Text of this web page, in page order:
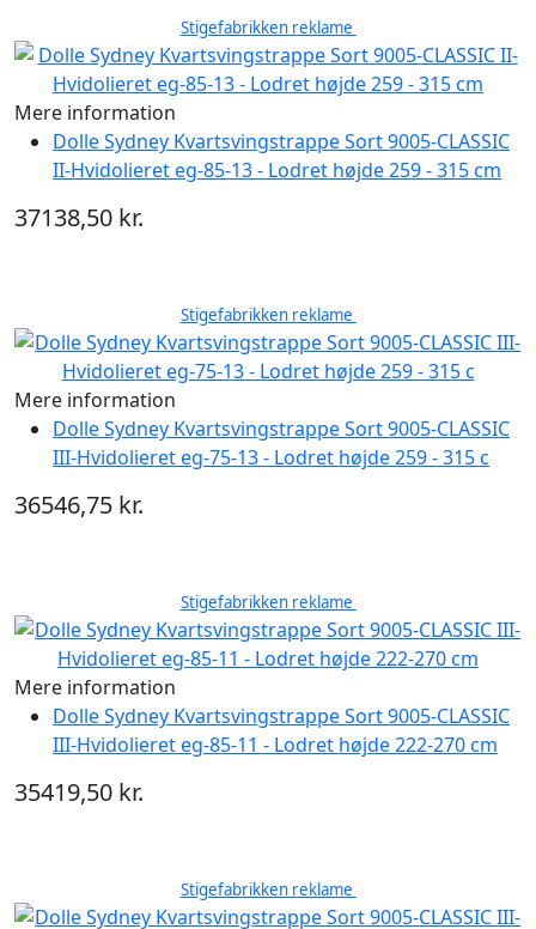
Stigefabrikken reklame
Mere information
Dolle Sydney Kvartsvingstrappe Sort 9005-CLASSIC
II-Hvidolieret eg-85-13 - Lodret højde 259 - 315 cm
37138,50 kr.
Stigefabrikken reklame
Mere information
Dolle Sydney Kvartsvingstrappe Sort 9005-CLASSIC
III-Hvidolieret eg-75-13 - Lodret højde 259 - 315 c
36546,75 kr.
Stigefabrikken reklame
Mere information
Dolle Sydney Kvartsvingstrappe Sort 9005-CLASSIC
III-Hvidolieret eg-85-11 - Lodret højde 222-270 cm
35419,50 kr.
Stigefabrikken reklame